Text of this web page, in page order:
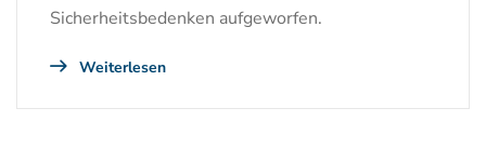
Sicherheitsbedenken aufgeworfen.
Weiterlesen